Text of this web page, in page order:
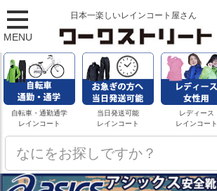
MENU
日本一楽しいレインコート屋さん
自転車・通勤通学
レインコート
当日発送可能
レインコート
レディース
レインコート